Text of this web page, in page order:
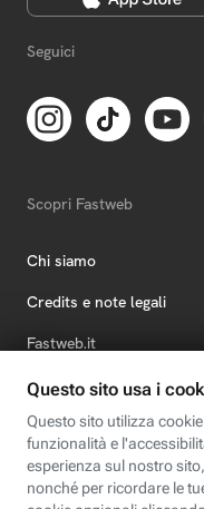
Seguici
Scopri Fastweb
Chi siamo
Credits e note legali
Fastweb.it
Formazione
Fastweb Digital Academy
STEP FuturAbility District